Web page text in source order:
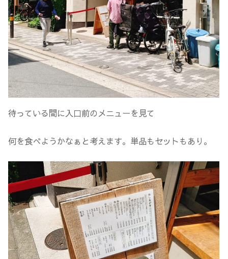
待っている間に入口前のメニューを見て
何を食べようかなぁと考えます。単品もセットもあり。